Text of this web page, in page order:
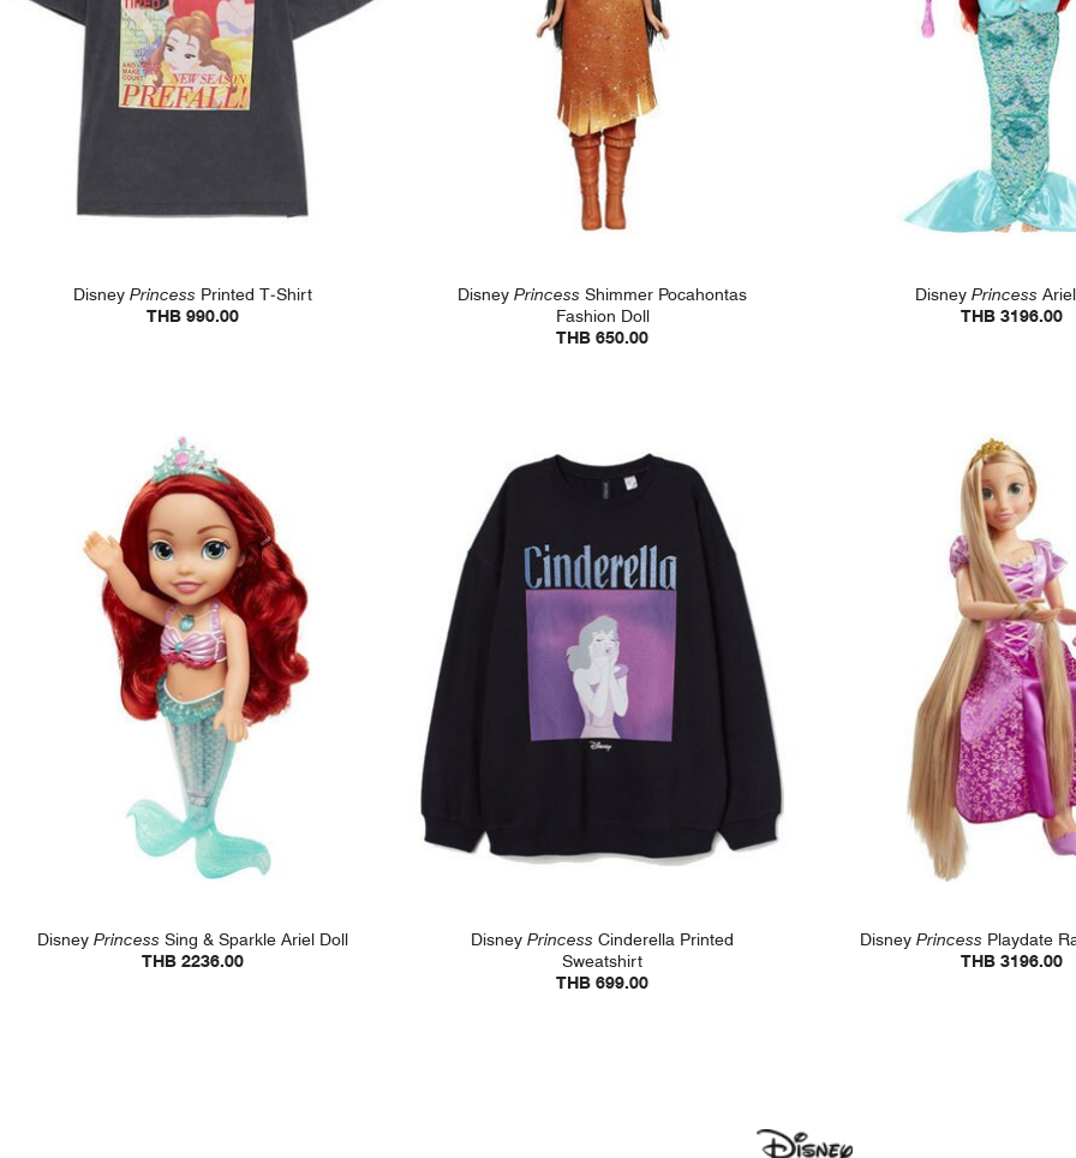
DisneyPrincess Printed T-Shirt
THB 990.00
DisneyPrincess Shimmer Pocahontas
Fashion Doll
THB 650.00
DisneyPrincess
THB 3196.00
DisneyPrincess Sing & Sparkle Ariel Doll
THB 2236.00
DisneyPrincess Cinderella Printed
Sweatshirt
THB 699.00
DisneyPrincess Playdate
THB 3196.00